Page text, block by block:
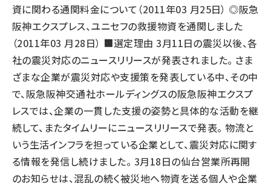
資に関わる通関料金について（2011年03 月25日） ◎阪急
阪神エクスプレス、ユニセフの救援物資を通関しました
（2011年03 月28日） ■選定理由 3月11日の震災以後、各
社の震災対応のニュースリリースが発表されました。 さま
ざまな企業が震災対応や支援策を発表している中、その中
で、阪急阪神交通社ホールディングスの阪急阪神エクスプ
レスでは、企業の一貫した支援の姿勢と具体的な活動を継
続して、またタイムリーにニュースリリースで発表。 物流と
いう生活インフラを担っている企業として、震災対応に関す
る情報を発信し続けました。 3月18日の仙台営業所再開
のお知らせは、混乱の続く被災地へ物資を送る個人や企業